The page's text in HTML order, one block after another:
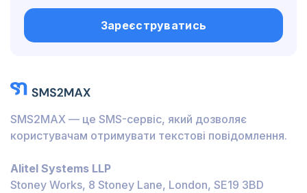
Куба
Барбадос
Бурунді
Багамські Острови
Беліз
Зареєструватись
SMS2MAX — це SMS-сервіс, який дозволяє
користувачам отримувати текстові повідомлення.
Alitel Systems LLP
Stoney Works, 8 Stoney Lane, London, SE19 3BD